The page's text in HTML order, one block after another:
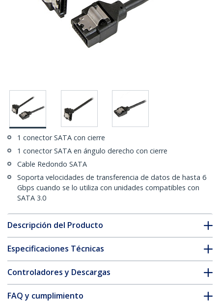
1 conector SATA con cierre
1 conector SATA en ángulo derecho con cierre
Cable Redondo SATA
Soporta velocidades de transferencia de datos de hasta 6
Gbps cuando se lo utiliza con unidades compatibles con
SATA 3.0
Descripción del Producto
Especificaciones Técnicas
Controladores y Descargas
FAQ y cumplimiento